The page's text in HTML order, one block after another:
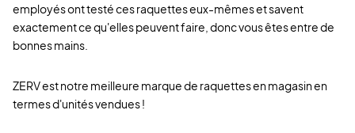
employés ont testé ces raquettes eux-mêmes et savent
exactement ce qu'elles peuvent faire, donc vous êtes entre de
bonnes mains.
ZERV est notre meilleure marque de raquettes en magasin en
termes d'unités vendues !